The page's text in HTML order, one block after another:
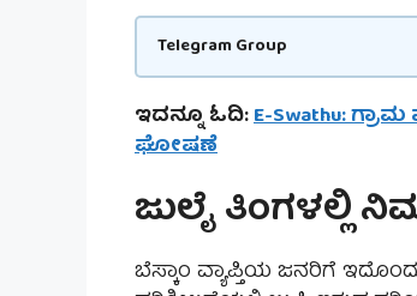
Telegram Group
ಇದನ್ನೂ ಓದಿ:E-Swathu:
ಘೋಷಣೆ
ಜುಲೈ ತಿಂಗಳಲ್ಲಿ
ಬೆಸ್ಕಾಂ ವ್ಯಾಪ್ತಿಯ ಜನರಿಗೆ